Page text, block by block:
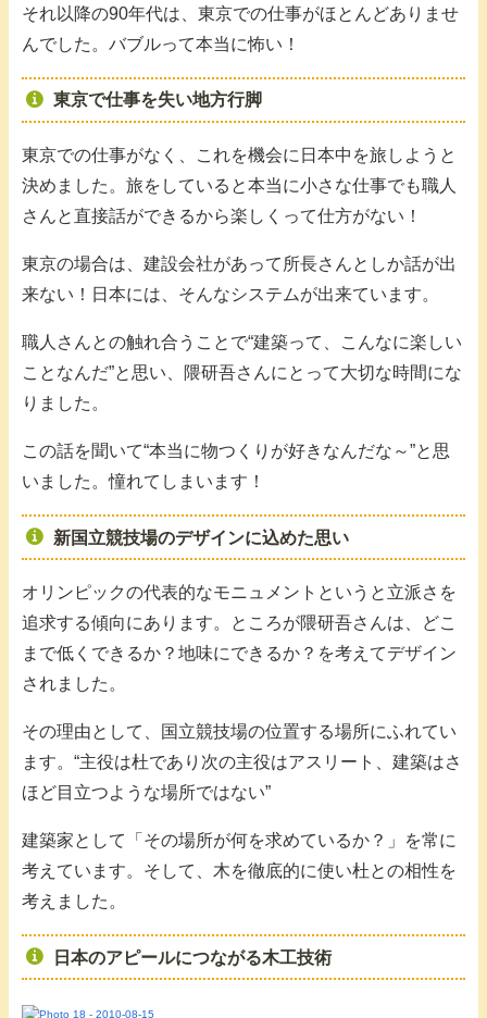
それ以降の90年代は、東京での仕事がほとんどありませ
んでした。バブルって本当に怖い！
東京で仕事を失い地方行脚
東京での仕事がなく、これを機会に日本中を旅しようと
決めました。旅をしていると本当に小さな仕事でも職人
さんと直接話ができるから楽しくって仕方がない！
東京の場合は、建設会社があって所長さんとしか話が出
来ない！日本には、そんなシステムが出来ています。
職人さんとの触れ合うことで“建築って、こんなに楽しい
ことなんだ”と思い、隈研吾さんにとって大切な時間にな
りました。
この話を聞いて“本当に物つくりが好きなんだな～”と思
いました。憧れてしまいます！
新国立競技場のデザインに込めた思い
オリンピックの代表的なモニュメントというと立派さを
追求する傾向にあります。ところが隈研吾さんは、どこ
まで低くできるか？地味にできるか？を考えてデザイン
されました。
その理由として、国立競技場の位置する場所にふれてい
ます。“主役は杜であり次の主役はアスリート、建築はさ
ほど目立つような場所ではない”
建築家として「その場所が何を求めているか？」を常に
考えています。そして、木を徹底的に使い杜との相性を
考えました。
日本のアピールにつながる木工技術